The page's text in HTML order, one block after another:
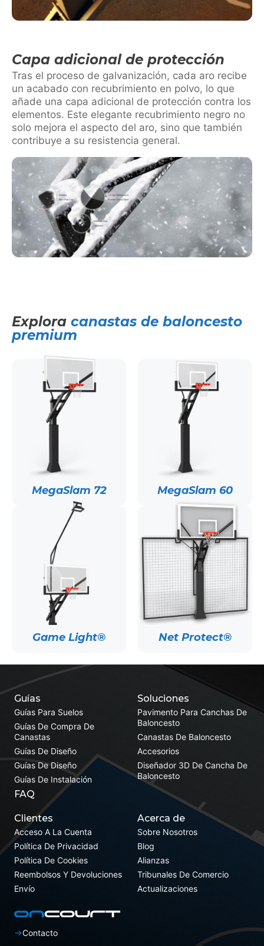
Capa adicional de protección
Tras el proceso de galvanización, cada aro recibe
un acabado con recubrimiento en polvo, lo que
añade una capa adicional de protección contra los
elementos. Este elegante recubrimiento negro no
solo mejora el aspecto del aro, sino que también
contribuye a su resistencia general.
Explora canastas de baloncesto
premium
MegaSlam 72 MegaSlam 60
Game Light® Net Protect®
Soluciones
Pavimento Para Canchas De
Baloncesto
Canastas De Baloncesto
Accesorios
Diseñador 3D De Cancha De
Baloncesto
Guías
Guías Para Suelos
Guías De Compra De
Canastas
Guías De Diseño
Guías De Diseño
Guías De Instalación
FAQ
Clientes
Acceso A La Cuenta
Política De Privacidad
Política De Cookies
Reembolsos Y Devoluciones
Envío
Acerca de
Sobre Nosotros
Blog
Alianzas
Tribunales De Comercio
Actualizaciones
Contacto